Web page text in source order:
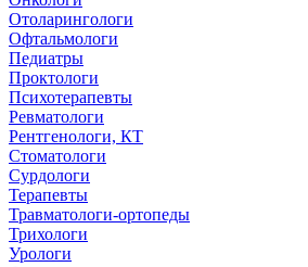
Отоларингологи
Офтальмологи
Педиатры
Проктологи
Психотерапевты
Ревматологи
Рентгенологи, КТ
Стоматологи
Сурдологи
Терапевты
Травматологи-ортопеды
Трихологи
Урологи